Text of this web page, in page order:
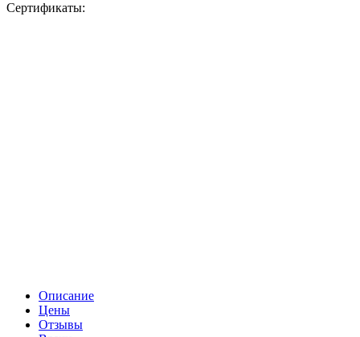
Сертификаты:
Описание
Цены
Отзывы